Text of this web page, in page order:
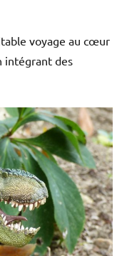
voyage au cœur
intégrant des